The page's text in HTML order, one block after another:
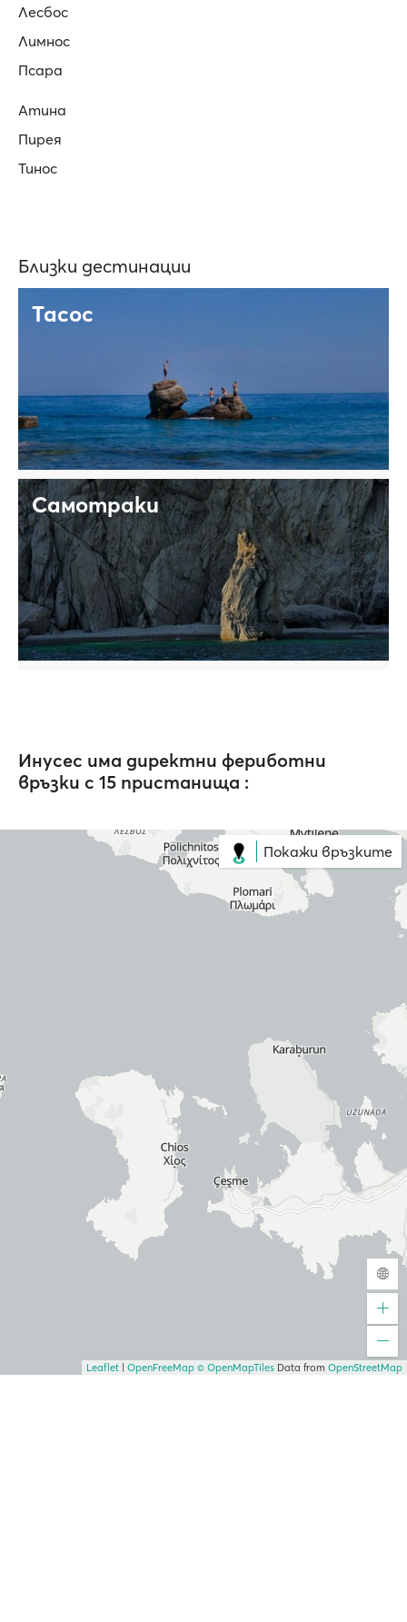
Лесбос
Лимнос
Псара
Атина
Пирея
Тинос
Близки дестинации
Тасос
Самотраки
Инусес има директни фериботни
връзки с 15 пристанища :
Покажи връзките
Leaflet | OpenFreeMap © OpenMapTiles Data from OpenStreetMap